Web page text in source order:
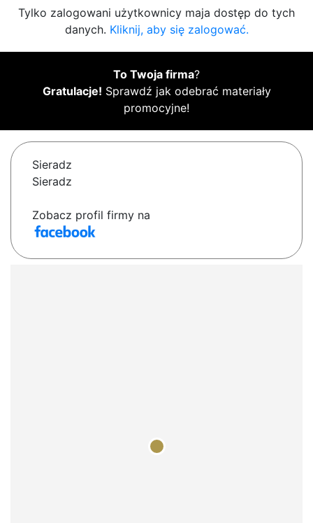
Tylko zalogowani użytkownicy maja dostęp do tych
danych. Kliknij, aby się zalogować.
To Twoja firma?
Gratulacje! Sprawdź jak odebrać materiały
promocyjne!
Sieradz
Sieradz
Zobacz profil firmy na